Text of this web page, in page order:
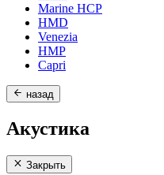
Marine HCP
HMD
Venezia
HMP
Capri
назад
Акустика
Закрыть